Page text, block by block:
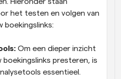
het testen en volgen van
boekingslinks:
Om een dieper inzicht
boekingslinks presteren, is
essentieel.